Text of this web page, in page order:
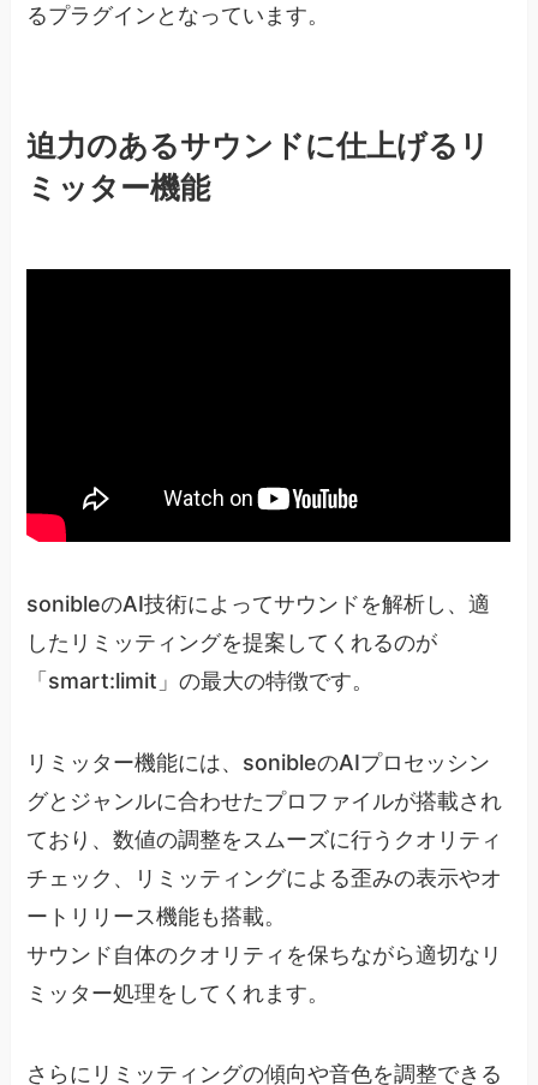
るプラグインとなっています。
迫力のあるサウンドに仕上げるリ
ミッター機能
sonibleのAI技術によってサウンドを解析し、適
したリミッティングを提案してくれるのが
「smart:limit」の最大の特徴です。
リミッター機能には、sonibleのAIプロセッシン
グとジャンルに合わせたプロファイルが搭載され
ており、数値の調整をスムーズに行うクオリティ
チェック、リミッティングによる歪みの表示やオ
ートリリース機能も搭載。
サウンド自体のクオリティを保ちながら適切なリ
ミッター処理をしてくれます。
さらにリミッティングの傾向や音色を調整できる